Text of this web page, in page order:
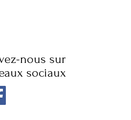
nous sur
sociaux